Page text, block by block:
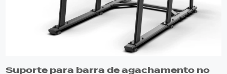
Suporte para barra de agachamento no